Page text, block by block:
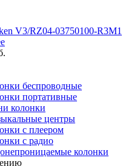
V3/RZ04-03750100-R3M1
беспроводные
портативные
колонки
центры
с плеером
с радио
колонки